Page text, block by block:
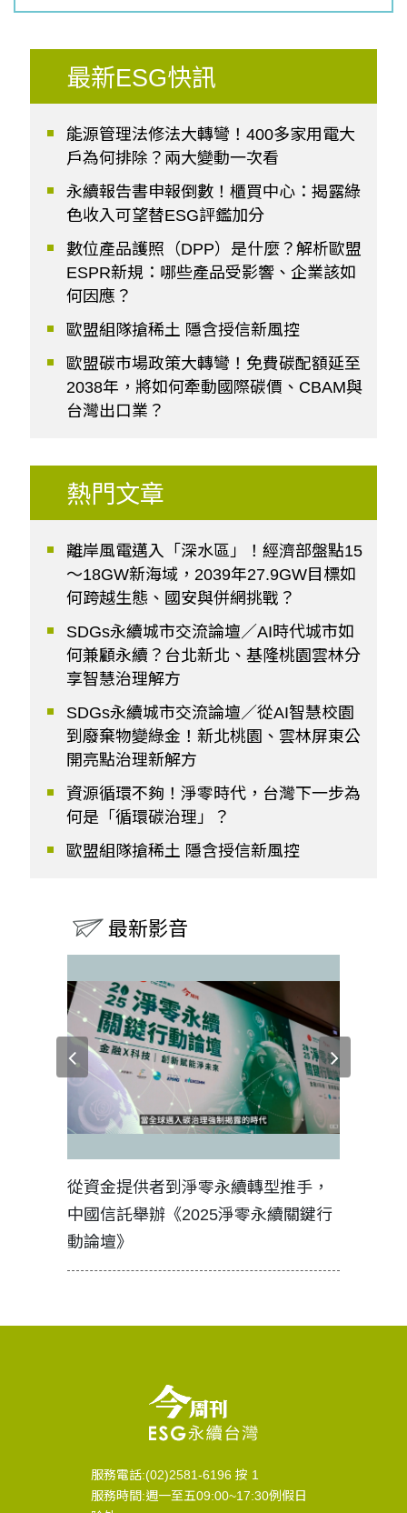
最新ESG快訊
能源管理法修法大轉彎！400多家用電大
戶為何排除？兩大變動一次看
永續報告書申報倒數！櫃買中心：揭露綠
色收入可望替ESG評鑑加分
數位產品護照（DPP）是什麼？解析歐盟
ESPR新規：哪些產品受影響、企業該如
何因應？
歐盟組隊搶稀土 隱含授信新風控
歐盟碳市場政策大轉彎！免費碳配額延至
2038年，將如何牽動國際碳價、CBAM與
台灣出口業？
熱門文章
離岸風電邁入「深水區」！經濟部盤點15
～18GW新海域，2039年27.9GW目標如
何跨越生態、國安與併網挑戰？
SDGs永續城市交流論壇／AI時代城市如
何兼顧永續？台北新北、基隆桃園雲林分
享智慧治理解方
SDGs永續城市交流論壇／從AI智慧校園
到廢棄物變綠金！新北桃園、雲林屏東公
開亮點治理新解方
資源循環不夠！淨零時代，台灣下一步為
何是「循環碳治理」？
歐盟組隊搶稀土 隱含授信新風控
最新影音
從資金提供者到淨零永續轉型推手，
中國信託舉辦《2025淨零永續關鍵行
動論壇》
服務電話:(02)2581-6196 按 1
服務時間:週一至五09:00~17:30例假日